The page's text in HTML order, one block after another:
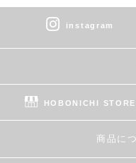
instagram
HOBONICHI STORE
商品に